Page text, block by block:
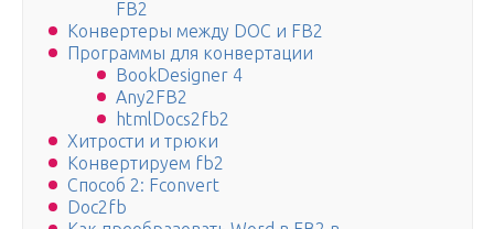
FB2
Конвертеры между DOC и FB2
Программы для конвертации
BookDesigner 4
Any2FB2
htmlDocs2fb2
Хитрости и трюки
Конвертируем fb2
Способ 2: Fconvert
Doc2fb